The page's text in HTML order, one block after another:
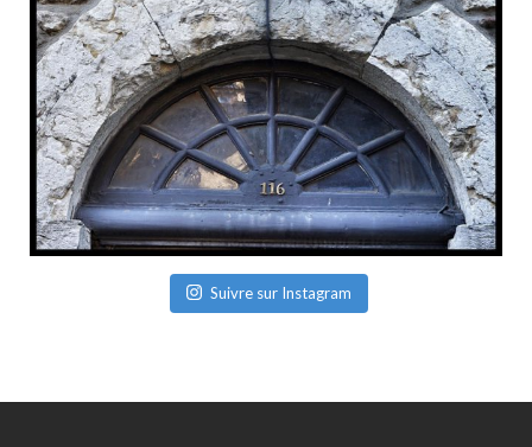
Suivre sur Instagram